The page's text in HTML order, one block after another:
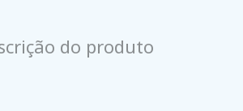
do produto